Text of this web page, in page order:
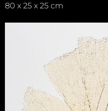
80 x 25 x 25 cm